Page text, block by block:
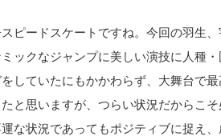
ピードスケートですね。今回の羽生
ックなジャンプに美しい演技に人種
していたにもかかわらず、大舞台で
と思いますが、つらい状況だからこ
な状況であってもポジティブに捉え